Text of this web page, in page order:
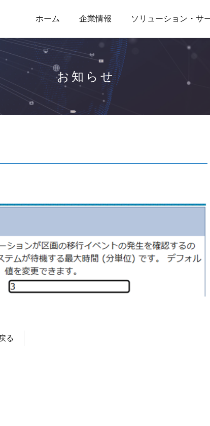
ホーム 企業情報 ソリューション・サ
お知らせ
る